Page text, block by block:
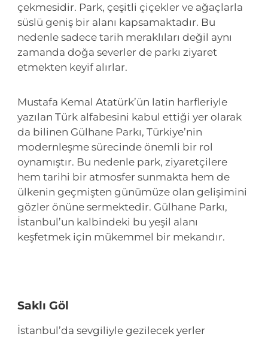
çekmesidir. Park, çeşitli çiçekler ve ağaçlarla
süslü geniş bir alanı kapsamaktadır. Bu
nedenle sadece tarih meraklıları değil aynı
zamanda doğa severler de parkı ziyaret
etmekten keyif alırlar.
Mustafa Kemal Atatürk’ün latin harfleriyle
yazılan Türk alfabesini kabul ettiği yer olarak
da bilinen Gülhane Parkı, Türkiye’nin
modernleşme sürecinde önemli bir rol
oynamıştır. Bu nedenle park, ziyaretçilere
hem tarihi bir atmosfer sunmakta hem de
ülkenin geçmişten günümüze olan gelişimini
gözler önüne sermektedir. Gülhane Parkı,
İstanbul’un kalbindeki bu yeşil alanı
keşfetmek için mükemmel bir mekandır.
Saklı Göl
İstanbul’da sevgiliyle gezilecek yerler